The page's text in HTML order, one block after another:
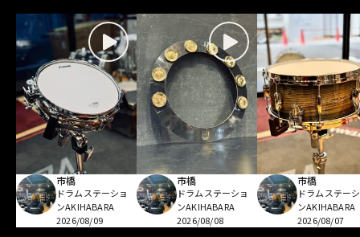
市橋
ドラムステーショ
ンAKIHABARA
2026/08/09
市橋
ドラムステーショ
ンAKIHABARA
2026/08/08
市橋
ドラムステー
ンAKIHABARA
2026/08/07